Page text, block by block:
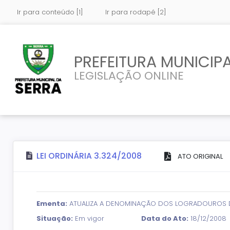
Ir para conteúdo [1] Ir para rodapé [2]
PREFEITURA
LEGISLAÇÃO ONLINE
LEI ORDINÁRIA 3.324/2008 ATO ORIGINAL
Ementa: ATUALIZA A DENOMINAÇÃO DOS LOGRADOUROS
Situação: Em vigor Data do Ato: 18/12/2008